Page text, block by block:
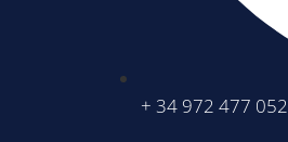
+ 34 972 477 052